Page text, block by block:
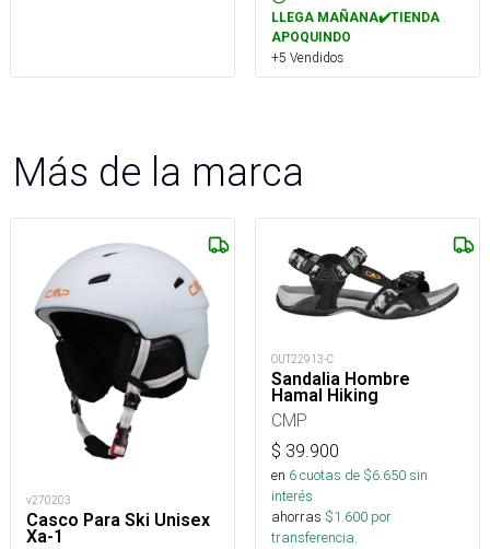
LLEGA MAÑANA✔️TIENDA
APOQUINDO
+5 Vendidos
Más de la marca
v270203
Casco Para Ski Unisex
Xa-1
OUT22913-C
Sandalia Hombre
Hamal Hiking
CMP
$ 39.900
en 6cuotas de $6.650sin
interés
ahorras $1.600 por
transferencia.